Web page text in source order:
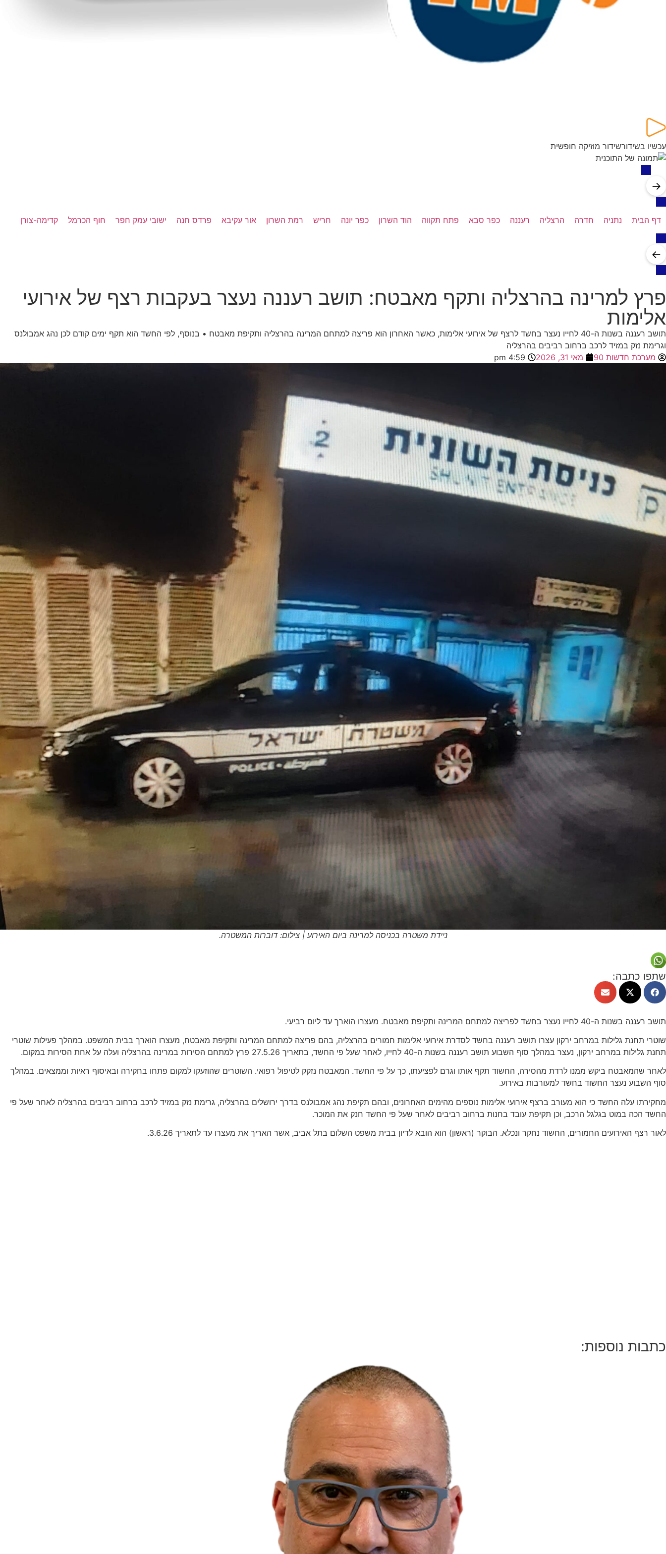
עכשיו בשידורשידור מוזיקה חופשית
→
דף הבית נתניה חדרה הרצליה רעננה כפר סבא פתח תקווה הוד השרון כפר יונה חריש רמת השרון אור עקיבא פרדס חנה ישובי עמק חפר חוף הכרמל קדימה-צורן
←
פרץ למרינה בהרצליה ותקף מאבטח: תושב רעננה נעצר בעקבות רצף של אירועי
אלימות
תושב רעננה בשנות ה-40 לחייו נעצר בחשד לרצף של אירועי אלימות, כאשר האחרון הוא פריצה למתחם המרינה בהרצליה ותקיפת מאבטח • בנוסף, לפי החשד הוא תקף ימים קודם לכן נהג אמבולנס
וגרימת נזק במזיד לרכב ברחוב רביבים בהרצליה
מערכת חדשות 90
מאי 31, 2026 4:59 pm
ניידת משטרה בכניסה למרינה ביום האירוע | צילום: דוברות המשטרה.
שתפו כתבה:
תושב רעננה בשנות ה-40 לחייו נעצר בחשד לפריצה למתחם המרינה ותקיפת מאבטח. מעצרו הוארך עד ליום רביעי.
שוטרי תחנת גלילות במרחב ירקון עצרו תושב רעננה בחשד לסדרת אירועי אלימות חמורים בהרצליה, בהם פריצה למתחם המרינה ותקיפת מאבטח, מעצרו הוארך בבית המשפט. במהלך פעילות שוטרי
תחנת גלילות במרחב ירקון, נעצר במהלך סוף השבוע תושב רעננה בשנות ה-40 לחייו, לאחר שעל פי החשד, בתאריך 27.5.26 פרץ למתחם הסירות במרינה בהרצליה ועלה על אחת הסירות במקום.
לאחר שהמאבטח ביקש ממנו לרדת מהסירה, החשוד תקף אותו וגרם לפציעתו, כך על פי החשד. המאבטח נזקק לטיפול רפואי. השוטרים שהוזעקו למקום פתחו בחקירה ובאיסוף ראיות וממצאים. במהלך
סוף השבוע נעצר החשוד בחשד למעורבות באירוע.
מחקירתו עלה החשד כי הוא מעורב ברצף אירועי אלימות נוספים מהימים האחרונים, ובהם תקיפת נהג אמבולנס בדרך ירושלים בהרצליה, גרימת נזק במזיד לרכב ברחוב רביבים בהרצליה לאחר שעל פי
החשד הכה במוט בגלגל הרכב, וכן תקיפת עובד בחנות ברחוב רביבים לאחר שעל פי החשד חנק את המוכר.
לאור רצף האירועים החמורים, החשוד נחקר ונכלא. הבוקר (ראשון) הוא הובא לדיון בבית משפט השלום בתל אביב, אשר האריך את מעצרו עד לתאריך 3.6.26.
כתבות נוספות: